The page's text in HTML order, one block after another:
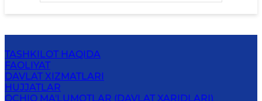
TASHKILOT HAQIDA
FAOLIYAT
DAVLAT XIZMATLARI
HUJJATLAR
OCHIQ MA'LUMOTLAR (DAVLAT XARIDLARI)